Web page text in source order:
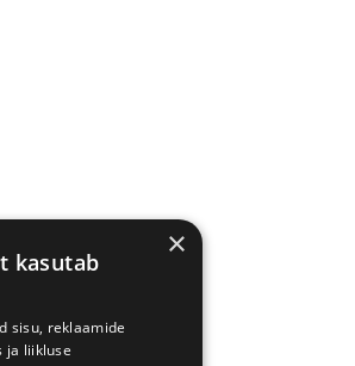
×
kasutab
sisu, reklaamide
ja liikluse